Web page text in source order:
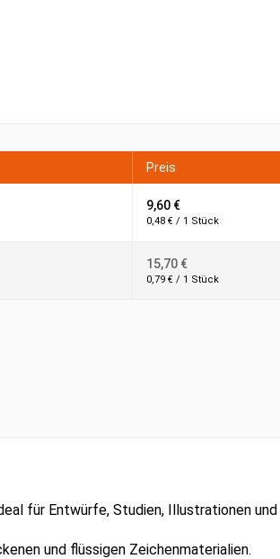
Preis
9,60 €
0,48 € / 1 Stück
15,70 €
0,79 € / 1 Stück
für Entwürfe, Studien, Illustrationen
und flüssigen Zeichenmaterialien.